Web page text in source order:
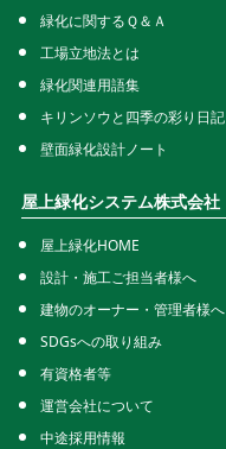
緑化に関するＱ＆Ａ
工場立地法とは
緑化関連用語集
キリンソウと四季の彩り日記
壁面緑化設計ノート
屋上緑化システム株式会社
屋上緑化HOME
設計・施工ご担当者様へ
建物のオーナー・管理者様へ
SDGsへの取り組み
有資格者等
運営会社について
中途採用情報